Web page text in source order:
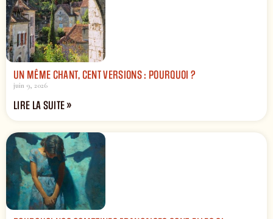
UN MÊME CHANT, CENT VERSIONS : POURQUOI ?
juin 9, 2026
LIRE LA SUITE »